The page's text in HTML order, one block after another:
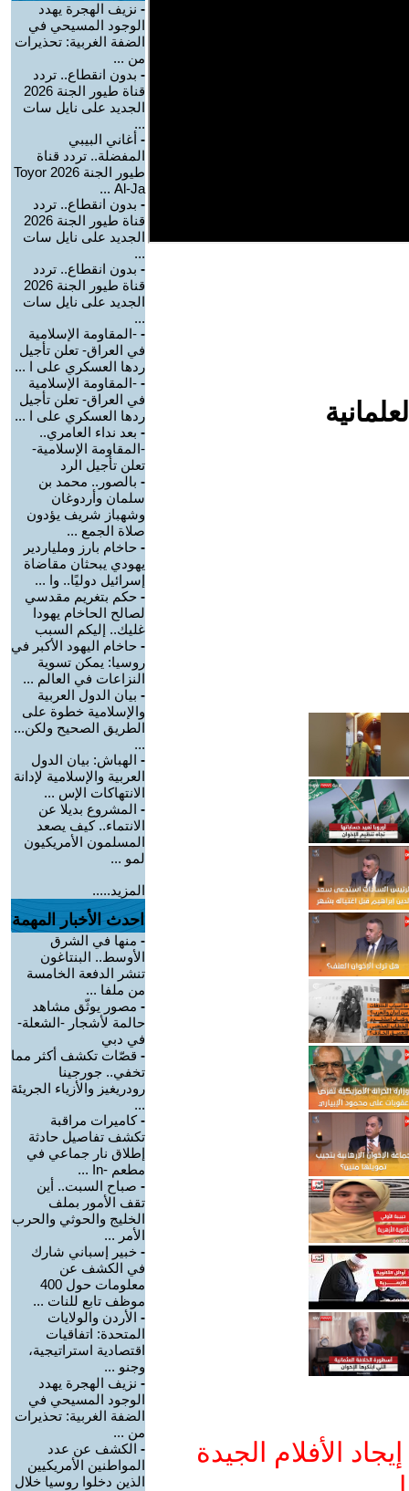
الأفلام الجيدة
- نزيف الهجرة يهدد
الوجود المسيحي في
الضفة الغربية: تحذيرات
من ...
- بدون انقطاع.. تردد
قناة طيور الجنة 2026
الجديد على نايل سات
...
- أغاني البيبي
المفضلة.. تردد قناة
طيور الجنة 2026 Toyor
Al-Ja ...
- بدون انقطاع.. تردد
قناة طيور الجنة 2026
الجديد على نايل سات
...
- بدون انقطاع.. تردد
قناة طيور الجنة 2026
الجديد على نايل سات
...
- -المقاومة الإسلامية
في العراق- تعلن تأجيل
ردها العسكري على ا ...
- -المقاومة الإسلامية
في العراق- تعلن تأجيل
ردها العسكري على ا ...
- بعد نداء العامري..
-المقاومة الإسلامية-
تعلن تأجيل الرد
- بالصور.. محمد بن
سلمان وأردوغان
وشهباز شريف يؤدون
صلاة الجمع ...
- حاخام بارز وملياردير
يهودي يبحثان مقاضاة
إسرائيل دوليًا.. وا ...
- حكم بتغريم مقدسي
لصالح الحاخام يهودا
غليك.. إليكم السبب
- حاخام اليهود الأكبر في
روسيا: يمكن تسوية
النزاعات في العالم ...
- بيان الدول العربية
والإسلامية خطوة على
الطريق الصحيح ولكن...
...
- الهباش: بيان الدول
العربية والإسلامية لإدانة
الانتهاكات الإس ...
- المشروع بديلا عن
الانتماء.. كيف يصعد
المسلمون الأمريكيون
لمو ...
المزيد.....
احدث الأخبار المهمة
- منها في الشرق
الأوسط.. البنتاغون
تنشر الدفعة الخامسة
من ملفا ...
- مصور يوثّق مشاهد
حالمة لأشجار -الشعلة-
في دبي
- قصّات تكشف أكثر مما
تخفي.. جورجينا
رودريغيز والأزياء الجريئة
...
-كاميرات مراقبة
تكشف تفاصيل حادثة
إطلاق نار جماعي في
مطعم -In ...
- صباح السبت.. أين
تقف الأمور بملف
الخليج والحوثي والحرب
الأمر ...
- خبير إسباني شارك
في الكشف عن
معلومات حول 400
موظف تابع للنات ...
- الأردن والولايات
المتحدة: اتفاقيات
اقتصادية استراتيجية،
وجنو ...
- نزيف الهجرة يهدد
الوجود المسيحي في
الضفة الغربية: تحذيرات
من ...
- الكشف عن عدد
المواطنين الأمريكيين
الذين دخلوا روسيا خلال